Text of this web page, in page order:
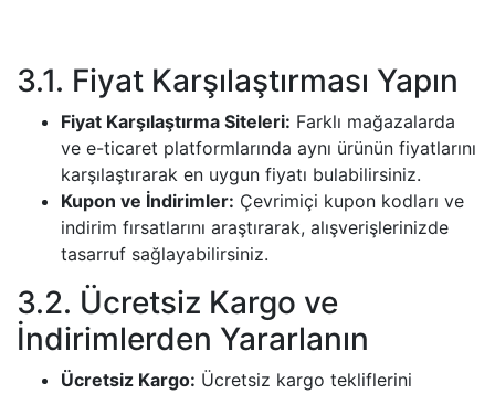
3.1. Fiyat Karşılaştırması Yapın
Fiyat Karşılaştırma Siteleri: Farklı mağazalarda
ve e-ticaret platformlarında aynı ürünün fiyatlarını
karşılaştırarak en uygun fiyatı bulabilirsiniz.
Kupon ve İndirimler: Çevrimiçi kupon kodları ve
indirim fırsatlarını araştırarak, alışverişlerinizde
tasarruf sağlayabilirsiniz.
3.2. Ücretsiz Kargo ve
İndirimlerden Yararlanın
Ücretsiz Kargo: Ücretsiz kargo tekliflerini